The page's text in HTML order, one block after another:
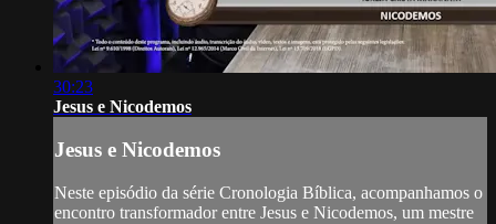
30:23
Jesus e Nicodemos
Jesus e Nicodemos
Neste episódio da série Cronologia Bíblica, acompanhamos o
encontro transformador entre Jesus e Nicodemos, um mestre